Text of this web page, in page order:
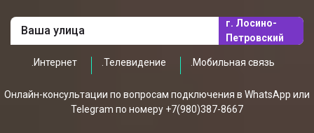
г. Лосино-
Петровский
.Интернет .Телевидение .Мобильная связь
Онлайн-консультации по вопросам подключения в WhatsApp или
Telegram по номеру +7(980)387-8667